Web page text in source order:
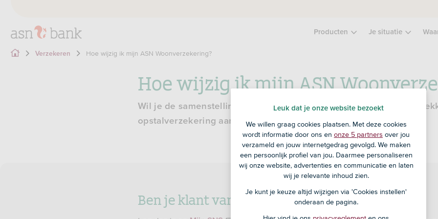
Producten Je situatie
Verzekeren Hoe wijzig ik mijn ASN Woonverzekering?
Hoe wijzig ik mijn ASN
Wil je de samenstelling van je huishouden wijzigen? Of wil je de
opstalverzekering aanpassen?
Ben je klant van SNS?
Leuk dat je onze website bezoekt
We willen graag cookies plaatsen. Met deze cookies
wordt informatie door ons en onze 5 partners over jou
verzameld en jouw internetgedrag gevolgd. We maken
een persoonlijk profiel van jou. Daarmee personaliseren
wij onze website, advertenties en communicatie en laten
wij je relevante inhoud zien.
Je kunt je keuze altijd wijzigen via 'Cookies instellen'
onderaan de pagina.